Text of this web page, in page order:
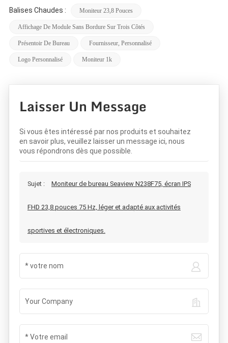
Balises Chaudes : Moniteur 23,8 Pouces
Affichage De Module Sans Bordure Sur Trois Côtés
Présentoir De Bureau Fournisseur, Personnalisé
Logo Personnalisé Moniteur 1k
Laisser Un Message
Si vous êtes intéressé par nos produits et souhaitez
en savoir plus, veuillez laisser un message ici, nous
vous répondrons dès que possible.
Sujet : Moniteur de bureau Seaview N238F75, écran IPS
FHD 23,8 pouces 75 Hz, léger et adapté aux activités
sportives et électroniques.